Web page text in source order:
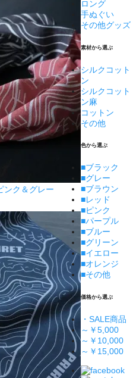
ンク＆グレー
ロング
手ぬぐい
その他グッズ
素材から選ぶ
シルクコット
ン
シルクコット
ン麻
コットン
その他
色から選ぶ
■ブラック
■グレー
■ブラウン
■レッド
■ピンク
■パープル
■ブルー
■グリーン
■イエロー
■オレンジ
■その他
価格から選ぶ
・SALE商品
～￥5,000
～￥10,000
～￥15,000